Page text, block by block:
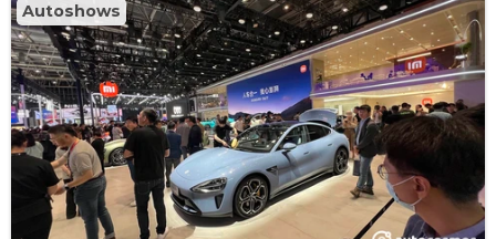
Autoshows